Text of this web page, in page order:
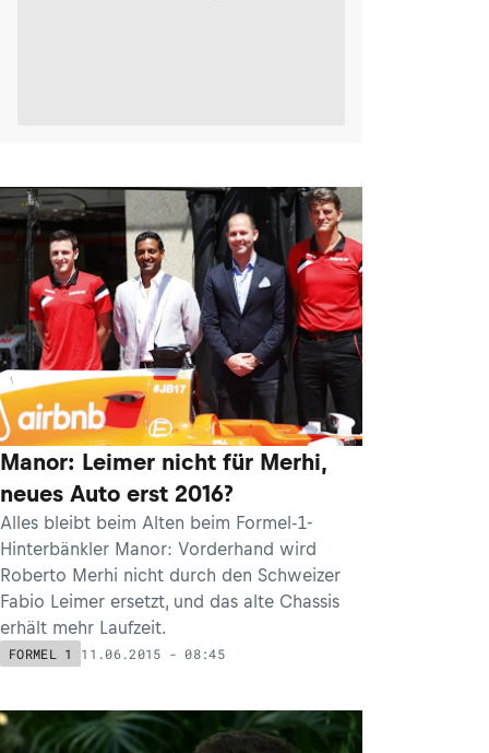
Manor: Leimer nicht für Merhi,
neues Auto erst 2016?
Alles bleibt beim Alten beim Formel-1-
Hinterbänkler Manor: Vorderhand wird
Roberto Merhi nicht durch den Schweizer
Fabio Leimer ersetzt, und das alte Chassis
erhält mehr Laufzeit.
FORMEL 1 11.06.2015 - 08:45